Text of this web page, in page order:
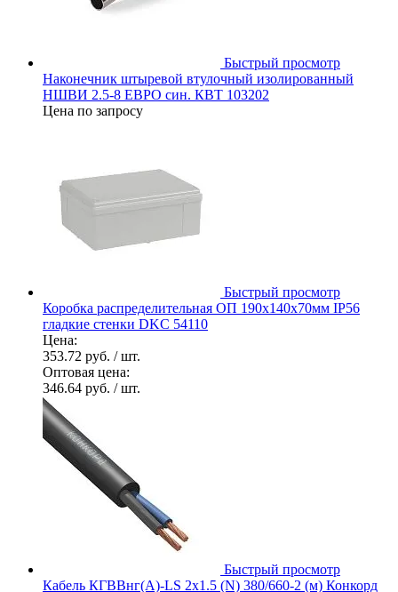
Быстрый просмотр
Наконечник штыревой втулочный изолированный
НШВИ 2.5-8 ЕВРО син. КВТ 103202
Цена по запросу
Быстрый просмотр
Коробка распределительная ОП 190х140х70мм IP56
гладкие стенки DKC 54110
Цена:
353.72 руб. / шт.
Оптовая цена:
346.64 руб. / шт.
Быстрый просмотр
Кабель КГВВнг(А)-LS 2х1.5 (N) 380/660-2 (м) Конкорд